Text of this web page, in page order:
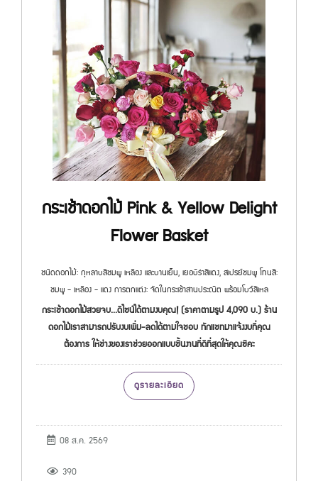
กระเช้าดอกไม้ Pink & Yellow Delight
Flower Basket
ชนิดดอกไม้: กุหลาบสีชมพู เหลือง และบานเย็น, เยอบีร่าสีแดง, สเปรย์ชมพู โทนสี:
ชมพู - เหลือง - แดง การตกแต่ง: จัดในกระเช้าสานประณีต พร้อมโบว์สีเหล
กระเช้าดอกไม้สวยจบ...ดีไซน์ได้ตามงบคุณ! (ราคาตามรูป 4,090 บ.) ร้าน
ดอกไม้เราสามารถปรับงบเพิ่ม-ลดได้ตามใจชอบ ทักแชทมาแจ้งงบที่คุณ
ต้องการ ให้ช่างของเราช่วยออกแบบชิ้นงานที่ดีที่สุดให้คุณซิคะ
ดูรายละเอียด
08 ส.ค. 2569
390